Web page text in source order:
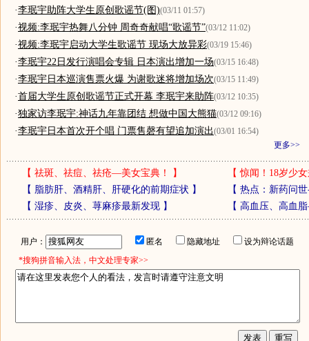
·李珉宇助阵大学生原创歌谣节(图)(03/11 01:57)
·视频:李珉宇热舞八分钟 周奇奇献唱“歌谣节”(03/12 11:02)
·视频:李珉宇启动大学生歌谣节 现场大放异彩(03/19 15:46)
·李珉宇22日发行演唱会专辑 日本演出增加一场(03/15 16:48)
·李珉宇日本巡演售票火爆 为谢歌迷将增加场次(03/15 11:49)
·首届大学生原创歌谣节正式开幕 李珉宇来助阵(03/12 10:35)
·独家访李珉宇:神话九年靠团结 想做中国大熊猫(03/12 09:16)
·李珉宇日本首次开个唱 门票售磬有望追加演出(03/01 16:54)
更多>>
【 祛斑、祛痘、祛疮—美女宝典！ 】 【惊闻！18岁少
【 脂肪肝、酒精肝、肝硬化的前期症状 】 【 热点：新药问
【 湿疹、皮炎、荨麻疹最新发现】 【 高血压、高血
用户： 匿名 隐藏地址
设为辩论话题
*搜狗拼音输入法，中文处理专家>>